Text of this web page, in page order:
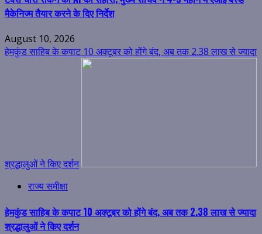
मैकेनिज्म तैयार करने के दिए निर्देश
August 10, 2026
हेमकुंड साहिब के कपाट 10 अक्टूबर को होंगे बंद, अब तक 2.38 लाख से ज्यादा
श्रद्धालुओं ने किए दर्शन
राज्य समीक्षा
हेमकुंड साहिब के कपाट 10 अक्टूबर को होंगे बंद, अब तक 2.38 लाख से ज्यादा
श्रद्धालुओं ने किए दर्शन